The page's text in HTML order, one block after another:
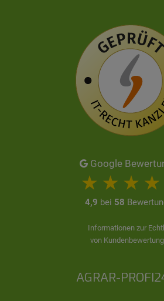
Google
4,9 bei 58
Informationen zur
von
AGRAR-